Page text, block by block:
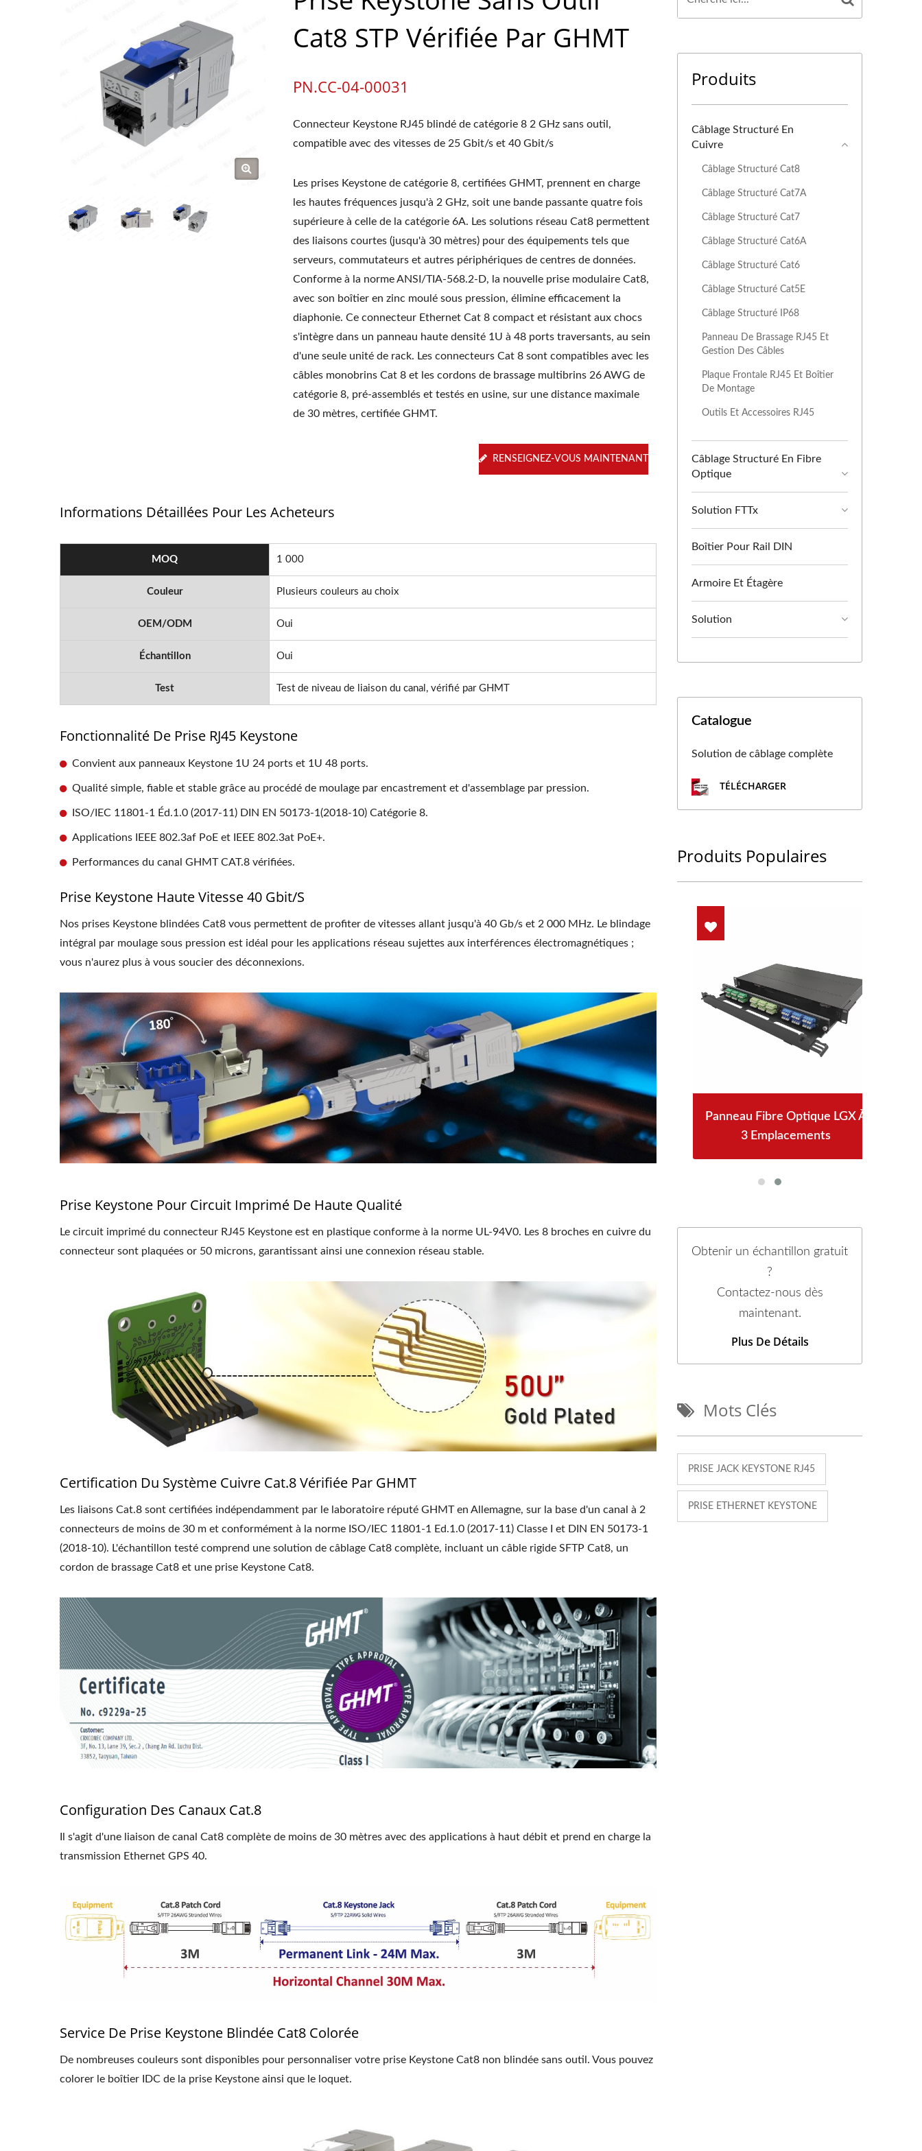
Cat8 STP Vérifiée Par GHMT
PN.CC-04-00031
Connecteur Keystone RJ45 blindé de catégorie 8 2 GHz sans outil,
compatible avec des vitesses de 25 Gbit/s et 40 Gbit/s
Les prises Keystone de catégorie 8, certifiées GHMT, prennent en charge
les hautes fréquences jusqu'à 2 GHz, soit une bande passante quatre fois
supérieure à celle de la catégorie 6A. Les solutions réseau Cat8 permettent
des liaisons courtes (jusqu'à 30 mètres) pour des équipements tels que
serveurs, commutateurs et autres périphériques de centres de données.
Conforme à la norme ANSI/TIA-568.2-D, la nouvelle prise modulaire Cat8,
avec son boîtier en zinc moulé sous pression, élimine efficacement la
diaphonie. Ce connecteur Ethernet Cat 8 compact et résistant aux chocs
s'intègre dans un panneau haute densité 1U à 48 ports traversants, au sein
d'une seule unité de rack. Les connecteurs Cat 8 sont compatibles avec les
câbles monobrins Cat 8 et les cordons de brassage multibrins 26 AWG de
catégorie 8, pré-assemblés et testés en usine, sur une distance maximale
de 30 mètres, certifiée GHMT.
RENSEIGNEZ-VOUS MAINTENANT
Informations Détaillées Pour Les Acheteurs
MOQ 1 000
Couleur Plusieurs couleurs au choix
OEM/ODM Oui
Échantillon Oui
Test Test de niveau de liaison du canal, vérifié par GHMT
Fonctionnalité De Prise RJ45 Keystone
Convient aux panneaux Keystone 1U 24 ports et 1U 48 ports.
Qualité simple, fiable et stable grâce au procédé de moulage par encastrement et d'assemblage par pression.
ISO/IEC 11801-1 Éd.1.0 (2017-11) DIN EN 50173-1(2018-10) Catégorie 8.
Applications IEEE 802.3af PoE et IEEE 802.3at PoE+.
Performances du canal GHMT CAT.8 vérifiées.
Prise Keystone Haute Vitesse 40 Gbit/s
Nos prises Keystone blindées Cat8 vous permettent de profiter de vitesses allant jusqu'à 40 Gb/s et 2 000 MHz. Le blindage
intégral par moulage sous pression est idéal pour les applications réseau sujettes aux interférences électromagnétiques ;
vous n'aurez plus à vous soucier des déconnexions.
Prise Keystone Pour Circuit Imprimé De Haute Qualité
Le circuit imprimé du connecteur RJ45 Keystone est en plastique conforme à la norme UL-94V0. Les 8 broches en cuivre du
connecteur sont plaquées or 50 microns, garantissant ainsi une connexion réseau stable.
Certification Du Système Cuivre Cat.8 Vérifiée Par GHMT
Les liaisons Cat.8 sont certifiées indépendamment par le laboratoire réputé GHMT en Allemagne, sur la base d'un canal à 2
connecteurs de moins de 30 m et conformément à la norme ISO/IEC 11801-1 Ed.1.0 (2017-11) Classe I et DIN EN 50173-1
(2018-10). L'échantillon testé comprend une solution de câblage Cat8 complète, incluant un câble rigide SFTP Cat8, un
cordon de brassage Cat8 et une prise Keystone Cat8.
Configuration Des Canaux Cat.8
Il s'agit d'une liaison de canal Cat8 complète de moins de 30 mètres avec des applications à haut débit et prend en charge la
transmission Ethernet GPS 40.
Service De Prise Keystone Blindée Cat8 Colorée
De nombreuses couleurs sont disponibles pour personnaliser votre prise Keystone Cat8 non blindée sans outil. Vous pouvez
colorer le boîtier IDC de la prise Keystone ainsi que le loquet.
Produits
Câblage Structuré En
Cuivre
Câblage Structuré Cat8
Câblage Structuré Cat7A
Câblage Structuré Cat7
Câblage Structuré Cat6A
Câblage Structuré Cat6
Câblage Structuré Cat5E
Câblage Structuré IP68
Panneau De Brassage RJ45 Et
Gestion Des Câbles
Plaque Frontale RJ45 Et Boîtier
De Montage
Outils Et Accessoires RJ45
Câblage Structuré En Fibre
Optique
Solution FTTx
Boîtier Pour Rail DIN
Armoire Et Étagère
Solution
Catalogue
Solution de câblage complète
TÉLÉCHARGER
Produits Populaires
Jack Keystone 4PPoE
Panneau Fibre Optique LGX À
3 Emplacements
Jack Keystone 4PPoE
Panneau Fibre Optique LGX À
3 Emplacements
Obtenir un échantillon gratuit
?
Contactez-nous dès
maintenant.
Plus De Détails
Mots Clés
PRISE JACK KEYSTONE RJ45
PRISE ETHERNET KEYSTONE